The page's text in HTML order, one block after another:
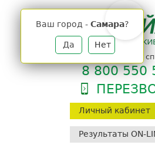
Личный кабинет
Результаты ON-
Ваш город - Самара?
Да Нет
телефон единой
8 800 550